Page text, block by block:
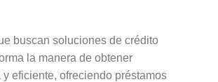
buscan soluciones de crédito
la manera de obtener
eficiente, ofreciendo préstamos